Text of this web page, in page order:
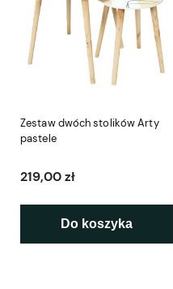
Zestaw dwóch stolików Arty
pastele
219,00 zł
Do koszyka